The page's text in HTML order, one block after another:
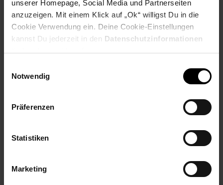
unserer Homepage, Social Media und Partnerseiten
anzuzeigen. Mit einem Klick auf „Ok“ willigst Du in die
Cookie Verwendung ein. Deine Cookie-Einstellungen
kannst Du jederzeit in den Datenschutzinformationen
Notwendig
Präferenzen
Statistiken
Marketing
Selbstverständlich sind bei Netto Menschen jeder
Geschlechtsidentität willkommen.
Fußzeile
Weitere Online-Angebote
Karriere